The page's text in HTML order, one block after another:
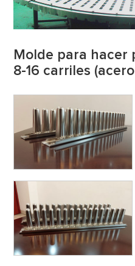
Molde para hacer
8-16 carriles